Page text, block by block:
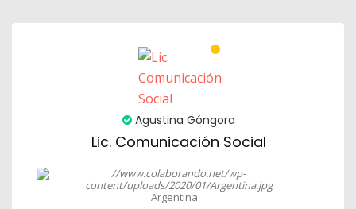
Agustina Góngora
Lic. Comunicación Social
Argentina